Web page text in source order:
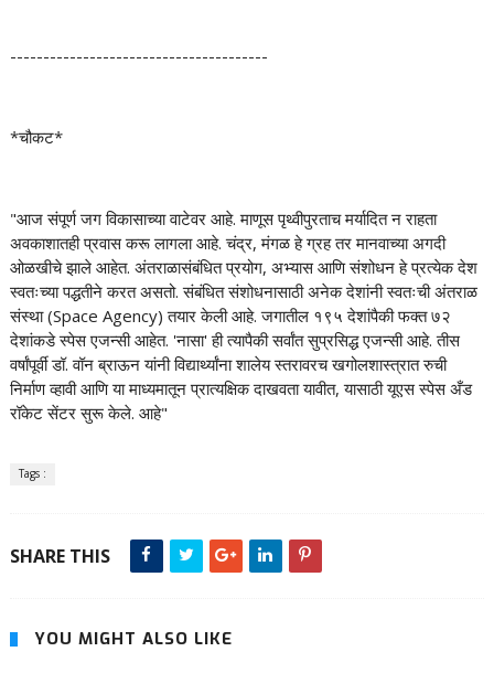
---------------------------------------
*चौकट*
"आज संपूर्ण जग विकासाच्या वाटेवर आहे. माणूस पृथ्वीपुरताच मर्यादित न राहता
अवकाशातही प्रवास करू लागला आहे. चंद्र, मंगळ हे ग्रह तर मानवाच्या अगदी
ओळखीचे झाले आहेत. अंतराळासंबंधित प्रयोग, अभ्यास आणि संशोधन हे प्रत्येक देश
स्वतःच्या पद्धतीने करत असतो. संबंधित संशोधनासाठी अनेक देशांनी स्वतःची अंतराळ
संस्था (Space Agency) तयार केली आहे. जगातील १९५ देशांपैकी फक्त ७२
देशांकडे स्पेस एजन्सी आहेत. 'नासा' ही त्यापैकी सर्वांत सुप्रसिद्ध एजन्सी आहे. तीस
वर्षांपूर्वी डॉ. वॉन ब्राऊन यांनी विद्यार्थ्यांना शालेय स्तरावरच खगोलशास्त्रात रुची
निर्माण व्हावी आणि या माध्यमातून प्रात्यक्षिक दाखवता यावीत, यासाठी यूएस स्पेस अँड
रॉकेट सेंटर सुरू केले. आहे"
Tags :
SHARE THIS
YOU MIGHT ALSO LIKE